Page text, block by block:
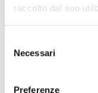
raccolto dal suo
delNecessari
Preferenze
cavo bilanciato